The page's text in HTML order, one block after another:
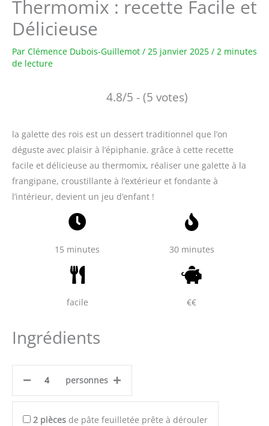
Thermomix : recette Facile et
Délicieuse
Par Clémence Dubois-Guillemot / 25 janvier 2025 / 2 minutes
de lecture
4.8/5 - (5 votes)
la galette des rois est un dessert traditionnel que l’on
déguste avec plaisir à l’épiphanie. grâce à cette recette
facile et délicieuse au thermomix, réaliser une galette à la
frangipane, croustillante à l’extérieur et fondante à
l’intérieur, devient un jeu d’enfant !
15 minutes 30 minutes
facile €€
Ingrédients
personnes
2 pièces de pâte feuilletée prête à dérouler